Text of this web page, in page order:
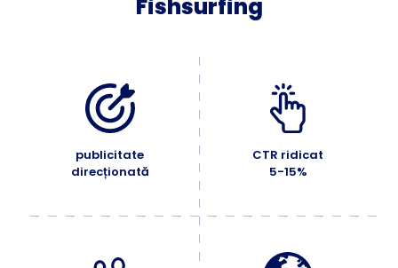
Fishsurfing
publicitate
direcționată
CTR ridicat
5-15%